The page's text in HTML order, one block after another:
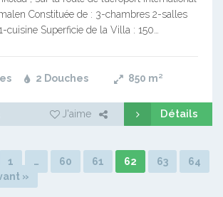
Constituée de : 3-chambres 2-salles
cuisine Superficie de la Villa : 150…
2 Douches 850 m²
J'aime Détails
1 … 60 61 62 63
64
»